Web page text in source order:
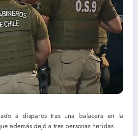
a disparos tras una balacera en la
además dejó a tres personas heridas.